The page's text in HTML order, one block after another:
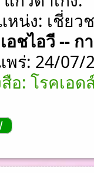
หน่ง: เชี่ยว
เอชไอวี --
พร่: 24/07/
อ: โรคเอด